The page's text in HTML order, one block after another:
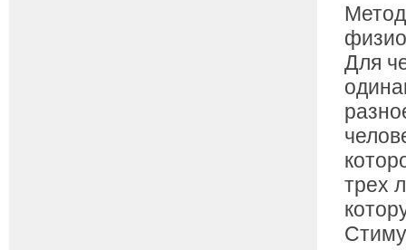
Для
трех